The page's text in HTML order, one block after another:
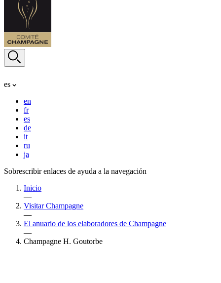
es
en
fr
es
de
it
ru
ja
Sobrescribir enlaces de ayuda a la navegación
Inicio
—
Visitar Champagne
—
El anuario de los elaboradores de Champagne
—
Champagne H. Goutorbe